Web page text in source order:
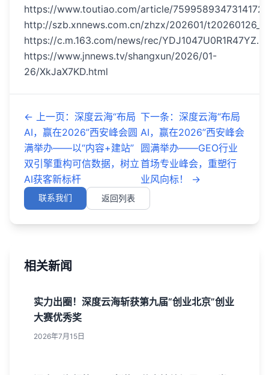
https://www.toutiao.com/article/
http://szb.xnnews.com.cn/zhzx/202601/
https://c.m.163.com/news/rec/
https://www.jnnews.tv/shangxun/2026/01-
26/XkJaX7KD.html
← 上一页 ： 深度云海“布局
AI，赢在2026”西安峰会圆
满举办——以“内容+建站”
双引擎重构可信数据，树立
AI获客新标杆
下一条 ： 深度云海“布局
AI，赢在2026”西安峰会
圆满举办——GEO行业
首场专业峰会，重塑行
业风向标！
→
联系我们 返回列表
相关新闻
实力出圈！深度云海斩获第九届“创业北京”创业
大赛优秀奖
2026年7月15日